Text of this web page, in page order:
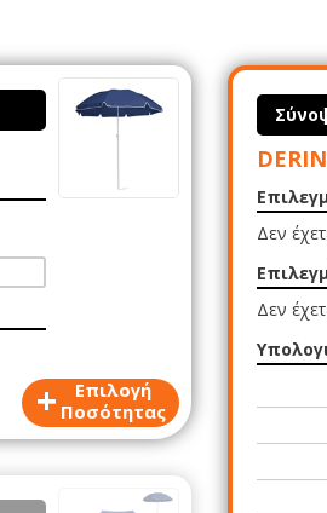
+
Επιλογή
Ποσότητας
Δεν
Δεν